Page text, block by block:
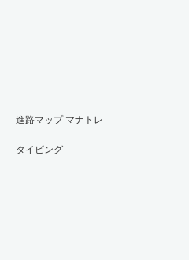
進路マップ マナトレ
タイピング